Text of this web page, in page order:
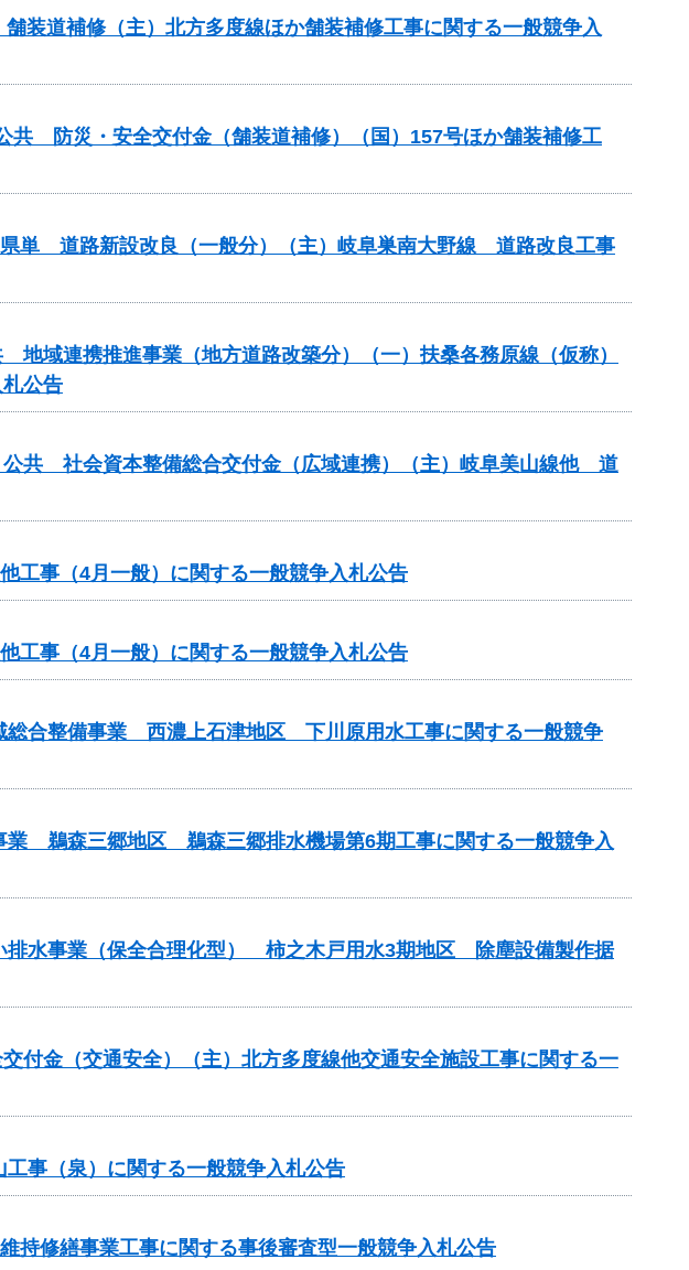
装道補修（主）北方多度線ほか舗装補修工事に関する一般競争入
共 防災・安全交付金（舗装道補修）（国）157号ほか舗装補修工
単 道路新設改良（一般分）（主）岐阜巣南大野線 道路改良工事
域連携推進事業（地方道路改築分）（一）扶桑各務原線（仮称）
公告
公共 社会資本整備総合交付金（広域連携）（主）岐阜美山線他 道
工事（4月一般）に関する一般競争入札公告
工事（4月一般）に関する一般競争入札公告
総合整備事業 西濃上石津地区 下川原用水工事に関する一般競争
業 鵜森三郷地区 鵜森三郷排水機場第6期工事に関する一般競争入
排水事業（保全合理化型） 柿之木戸用水3期地区 除塵設備製作据
付金（交通安全）（主）北方多度線他交通安全施設工事に関する一
事（泉）に関する一般競争入札公告
持修繕事業工事に関する事後審査型一般競争入札公告